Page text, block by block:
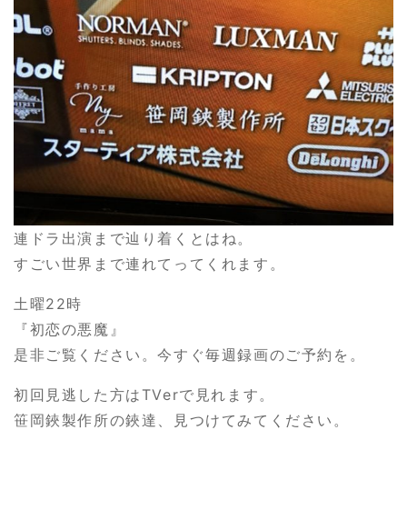
連ドラ出演まで辿り着くとはね。
すごい世界まで連れてってくれます。
土曜22時
『初恋の悪魔』
是非ご覧ください。今すぐ毎週録画のご予約を。
初回見逃した方はTVerで見れます。
笹岡鋏製作所の鋏達、見つけてみてください。